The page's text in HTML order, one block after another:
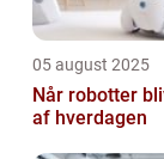
05 august 2025
Når robotter
af hverdagen